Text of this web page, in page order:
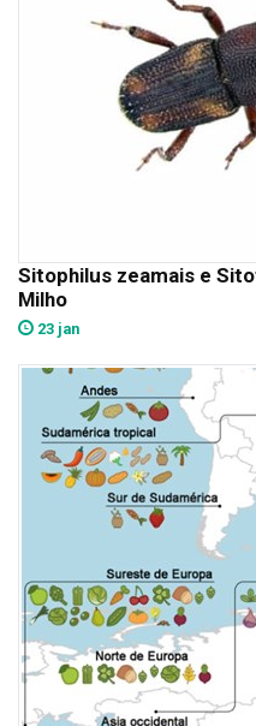
Sitophilus zeamais e
Milho
23 jan